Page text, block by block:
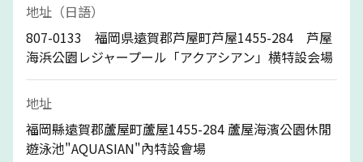
地址（日語）
807-0133 福岡県遠賀郡芦屋町芦屋1455-284 芦屋
海浜公園レジャープール「アクアシアン」横特設会場
地址
福岡縣遠賀郡蘆屋町蘆屋1455-284 蘆屋海濱公園休閒
遊泳池"AQUASIAN"內特設會場